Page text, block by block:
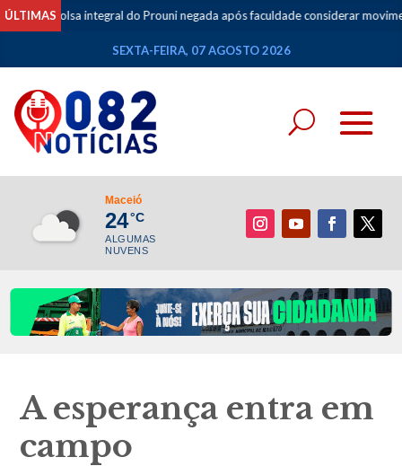
ÚLTIMAS
integral do Prouni negada após faculdade considerar movimentações de
SEXTA-FEIRA, 07 AGOSTO 2026
Maceió
24°C
ALGUMAS
NUVENS
A esperança entra em
campo